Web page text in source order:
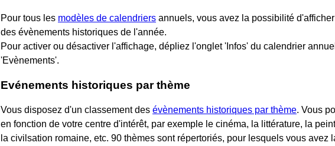
Pour tous les modèles de calendriers annuels, vous avez la possibilité
des évènements historiques de l'année.
Pour activer ou désactiver l'affichage, dépliez l'onglet 'Infos' du calendrier
'Evènements'.
Evénements historiques par thème
Vous disposez d'un classement des évènements historiques par thème. Vous
en fonction de votre centre d'intérêt, par exemple le cinéma, la littérature, la
la civilsation romaine, etc. 90 thèmes sont répertoriés, pour lesquels vous avez